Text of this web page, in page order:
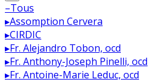
–Tous
▸Assomption Cervera
▸CIRDIC
▸Fr. Alejandro Tobon, ocd
▸Fr. Anthony-Joseph Pinelli, ocd
▸Fr. Antoine-Marie Leduc, ocd